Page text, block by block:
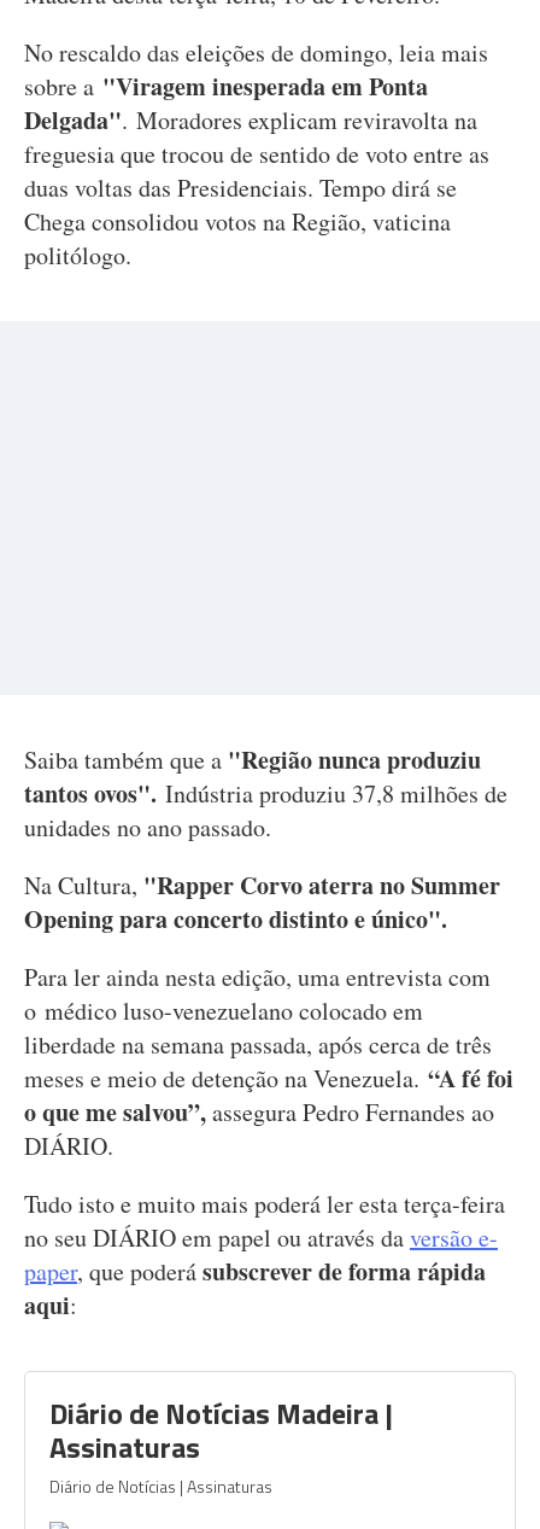
No rescaldo das eleições de domingo, leia mais
sobre a "Viragem inesperada em Ponta
Delgada". Moradores explicam reviravolta na
freguesia que trocou de sentido de voto entre as
duas voltas das Presidenciais. Tempo dirá se
Chega consolidou votos na Região, vaticina
politólogo.
Saiba também que a "Região nunca produziu
tantos ovos". Indústria produziu 37,8 milhões de
unidades no ano passado.
Na Cultura, "Rapper Corvo aterra no Summer
Opening para concerto distinto e único".
Para ler ainda nesta edição, uma entrevista com
o médico luso-venezuelano colocado em
liberdade na semana passada, após cerca de três
meses e meio de detenção na Venezuela. “A fé foi
o que me salvou”,assegura Pedro Fernandes ao
DIÁRIO.
Tudo isto e muito mais poderá ler esta terça-feira
no seu DIÁRIO em papel ou através daversão e-
paper, que poderásubscrever de forma rápida
aqui:
Diário de Notícias Madeira |
Assinaturas
Diário de Notícias | Assinaturas